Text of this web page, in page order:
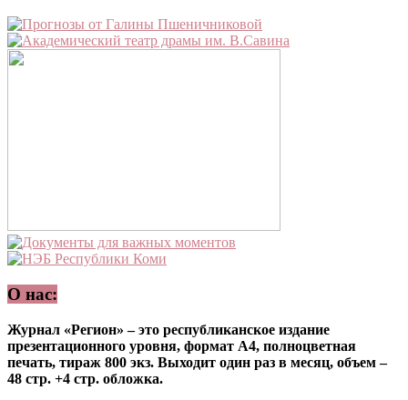
О нас:
Журнал «Регион» – это республиканское издание
презентационного уровня, формат А4, полноцветная
печать, тираж 800 экз. Выходит один раз в месяц, объем –
48 стр. +4 стр. обложка.